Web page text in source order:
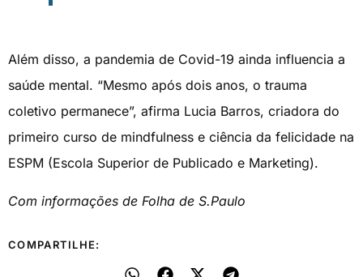
Além disso, a pandemia de Covid-19 ainda influencia a
saúde mental. “Mesmo após dois anos, o trauma
coletivo permanece”, afirma Lucia Barros, criadora do
primeiro curso de mindfulness e ciência da felicidade na
ESPM (Escola Superior de Publicado e Marketing).
Com informações de Folha de S.Paulo
COMPARTILHE: